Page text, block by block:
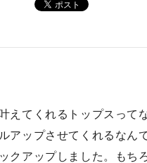
えてくれるトップスって
アップさせてくれるなん
クアップしました。もち